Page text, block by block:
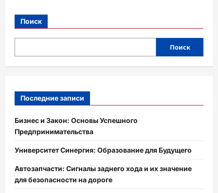
Поиск
Поиск
Последние записи
Бизнес и Закон: Основы Успешного
Предпринимательства
Университет Синергия: Образование для Будущего
Автозапчасти: Сигналы заднего хода и их значение
для безопасности на дороге